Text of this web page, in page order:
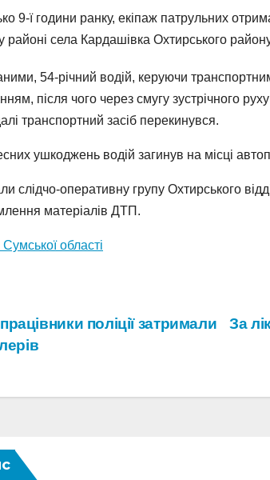
9-ї години ранку, екіпаж патрульних
села Кардашівка Охтирського
54-річний водій, керуючи
після чого через смугу зустрічного
транспортний засіб перекинувся.
ушкоджень водій загинув на місці
слідчо-оперативну групу Охтирського
матеріалів ДТП.
області
За
поліції затримали